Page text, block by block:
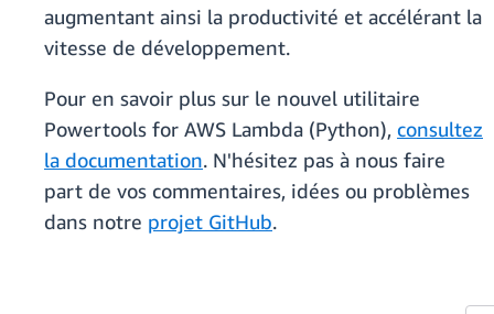
augmentant ainsi la productivité et accélérant la
vitesse de développement.
Pour en savoir plus sur le nouvel utilitaire
Powertools for AWS Lambda (Python), consultez
la documentation. N'hésitez pas à nous faire
part de vos commentaires, idées ou problèmes
dans notre projet GitHub.